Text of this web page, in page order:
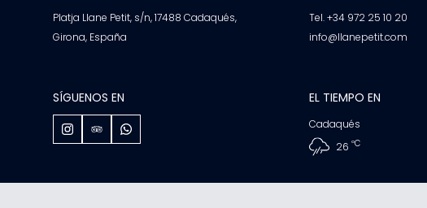
Platja Llane Petit, s/n, 17488 Cadaqués,
Girona, España
SÍGUENOS EN
Tel. +34 972 25 10 20
info@llanepetit.com
EL TIEMPO EN
Cadaqués
26 ºC